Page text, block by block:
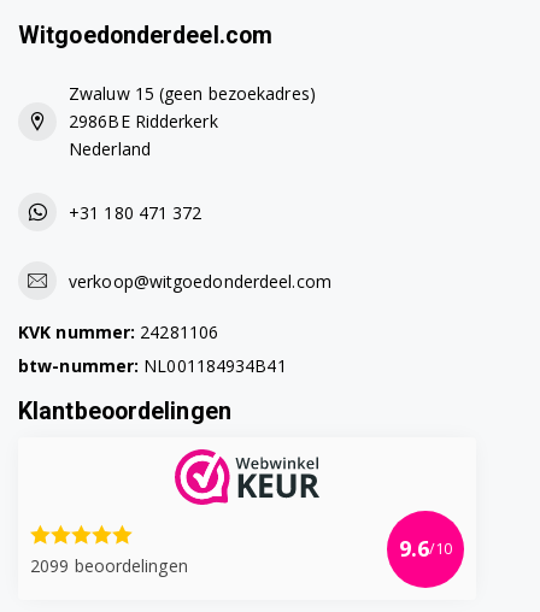
Witgoedonderdeel.com
Zwaluw 15 (geen bezoekadres)
2986BE Ridderkerk
Nederland
+31 180 471 372
verkoop@witgoedonderdeel.com
KVK nummer: 24281106
btw-nummer: NL001184934B41
Klantbeoordelingen
2099 beoordelingen
9.6/10